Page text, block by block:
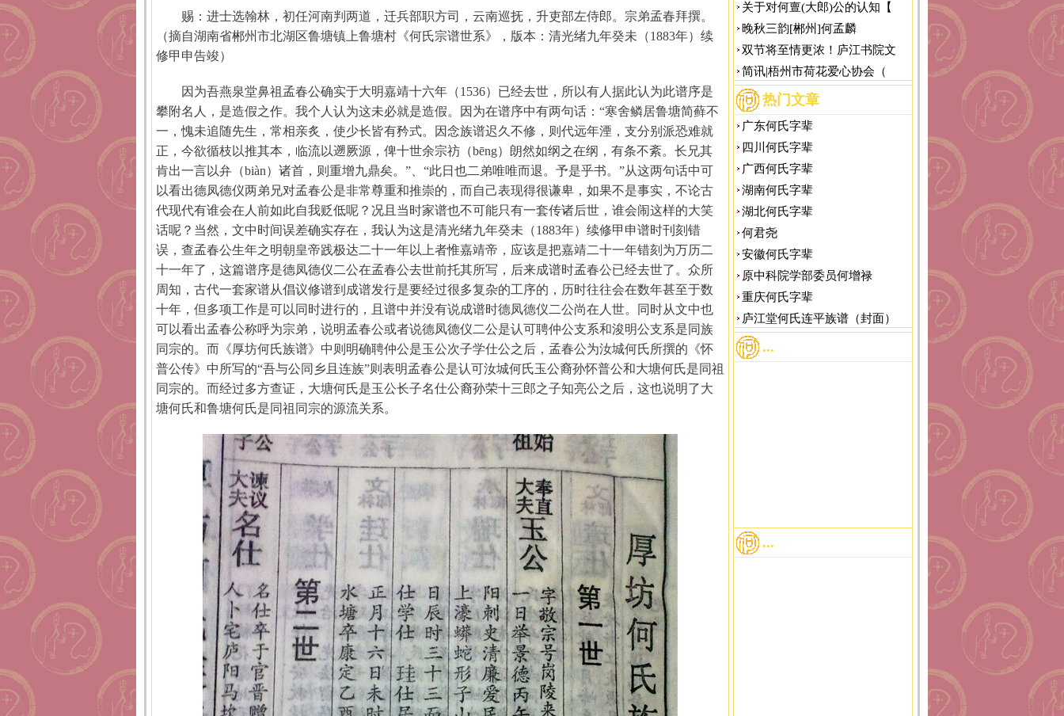
赐：进士选翰林，初任河南判两道，迁兵部职方司，云南巡抚，升吏部左侍郎。宗弟孟春拜撰。
（摘自湖南省郴州市北湖区鲁塘镇上鲁塘村《何氏宗谱世系》，版本：清光绪九年癸未（1883年）续
修甲申告竣）
因为吾燕泉堂鼻祖孟春公确实于大明嘉靖十六年（1536）已经去世，所以有人据此认为此谱序是
攀附名人，是造假之作。我个人认为这未必就是造假。因为在谱序中有两句话：“寒舍鳞居鲁塘简藓不
一，愧未追随先生，常相亲炙，使少长皆有矜式。因念族谱迟久不修，则代远年湮，支分别派恐难就
正，今欲循枝以推其本，临流以遡厥源，俾十世余宗祊（bēng）朗然如纲之在纲，有条不紊。长兄其
肯出一言以弁（biàn）诸首，则重增九鼎矣。”、“此日也二弟唯唯而退。予是乎书。”从这两句话中可
以看出德凤德仪两弟兄对孟春公是非常尊重和推崇的，而自己表现得很谦卑，如果不是事实，不论古
代现代有谁会在人前如此自我贬低呢？况且当时家谱也不可能只有一套传诸后世，谁会闹这样的大笑
话呢？当然，文中时间误差确实存在，我认为这是清光绪九年癸未（1883年）续修甲申谱时刊刻错
误，查孟春公生年之明朝皇帝践极达二十一年以上者惟嘉靖帝，应该是把嘉靖二十一年错刻为万历二
十一年了，这篇谱序是德凤德仪二公在孟春公去世前托其所写，后来成谱时孟春公已经去世了。众所
周知，古代一套家谱从倡议修谱到成谱发行是要经过很多复杂的工序的，历时往往会在数年甚至于数
十年，但多项工作是可以同时进行的，且谱中并没有说成谱时德凤德仪二公尚在人世。同时从文中也
可以看出孟春公称呼为宗弟，说明孟春公或者说德凤德仪二公是认可聘仲公支系和浚明公支系是同族
同宗的。而《厚坊何氏族谱》中则明确聘仲公是玉公次子学仕公之后，孟春公为汝城何氏所撰的《怀
普公传》中所写的“吾与公同乡且连族”则表明孟春公是认可汝城何氏玉公裔孙怀普公和大塘何氏是同祖
同宗的。而经过多方查证，大塘何氏是玉公长子名仕公裔孙荣十三郎之子知亮公之后，这也说明了大
塘何氏和鲁塘何氏是同祖同宗的源流关系。
关于对何亶(大郎)公的认知【
晚秋三韵[郴州]何孟麟
双节将至情更浓！庐江书院文
简讯|梧州市荷花爱心协会（
热门文章
广东何氏字辈
四川何氏字辈
广西何氏字辈
湖南何氏字辈
湖北何氏字辈
何君尧
安徽何氏字辈
原中科院学部委员何增禄
重庆何氏字辈
庐江堂何氏连平族谱（封面）
...
...